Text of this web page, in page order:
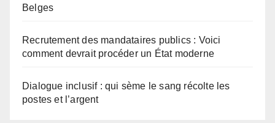
Belges
Recrutement des mandataires publics : Voici
comment devrait procéder un État moderne
Dialogue inclusif : qui sème le sang récolte les
postes et l’argent